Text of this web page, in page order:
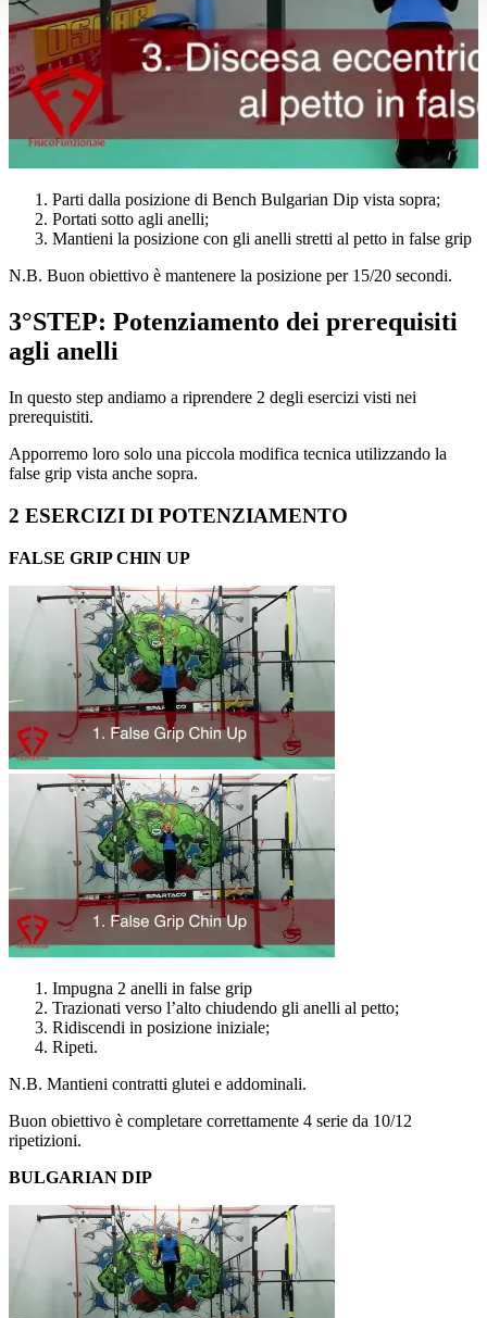
Parti dalla posizione di Bench Bulgarian Dip vista sopra;
Portati sotto agli anelli;
Mantieni la posizione con gli anelli stretti al petto in false grip
N.B. Buon obiettivo è mantenere la posizione per 15/20 secondi.
3°STEP: Potenziamento dei prerequisiti
agli anelli
In questo step andiamo a riprendere 2 degli esercizi visti nei
prerequistiti.
Apporremo loro solo una piccola modifica tecnica utilizzando la
false grip vista anche sopra.
2 ESERCIZI DI POTENZIAMENTO
FALSE GRIP CHIN UP
Impugna 2 anelli in false grip
Trazionati verso l’alto chiudendo gli anelli al petto;
Ridiscendi in posizione iniziale;
Ripeti.
N.B. Mantieni contratti glutei e addominali.
Buon obiettivo è completare correttamente 4 serie da 10/12
ripetizioni.
BULGARIAN DIP